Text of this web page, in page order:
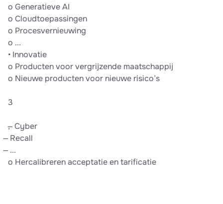
o Generatieve AI
o Cloudtoepassingen
o Procesvernieuwing
o ...
• Innovatie
o Producten voor vergrijzende maatschappij
o Nieuwe producten voor nieuwe risico’s
3
, ̶ Cyber
̶ Recall
̶ ...
o Hercalibreren acceptatie en tarificatie